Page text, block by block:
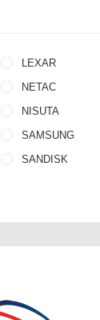
LEXAR
NETAC
NISUTA
SAMSUNG
SANDISK